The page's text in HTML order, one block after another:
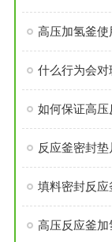
高压加氢釜
什么行为会
如何保证高
反应釜密封
填料密封反
高压反应釜